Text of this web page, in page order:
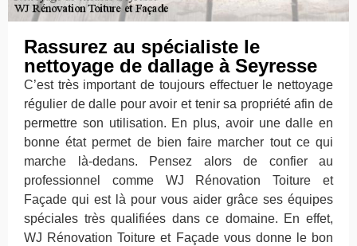
Rassurez au spécialiste le
nettoyage de dallage à Seyresse
C’est très important de toujours effectuer le nettoyage
régulier de dalle pour avoir et tenir sa propriété afin de
permettre son utilisation. En plus, avoir une dalle en
bonne état permet de bien faire marcher tout ce qui
marche là-dedans. Pensez alors de confier au
professionnel comme WJ Rénovation Toiture et
Façade qui est là pour vous aider grâce ses équipes
spéciales très qualifiées dans ce domaine. En effet,
WJ Rénovation Toiture et Façade vous donne le bon